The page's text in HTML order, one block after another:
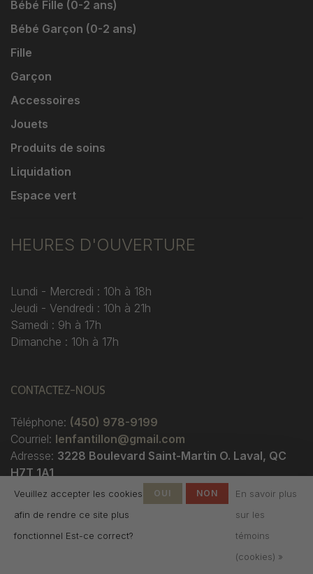
Bébé Fille (0-2 ans)
Bébé Garçon (0-2 ans)
Fille
Garçon
Accessoires
Jouets
Produits de soins
Liquidation
Espace vert
HEURES D'OUVERTURE
Lundi - Mercredi : 10h à 18h
Jeudi - Vendredi : 10h à 21h
Samedi : 9h à 17h
Dimanche : 10h à 17h
CONTACTEZ-NOUS
Téléphone: (450) 978-9199
Courriel: lenfantillon@gmail.com
Adresse: 3228 Boulevard Saint-Martin O. Laval, QC
H7T 1A1
Veuillez accepter les cookies
afin de rendre ce site plus
fonctionnel Est-ce correct?
OUI NON
En savoir plus
sur les
témoins
(cookies) »